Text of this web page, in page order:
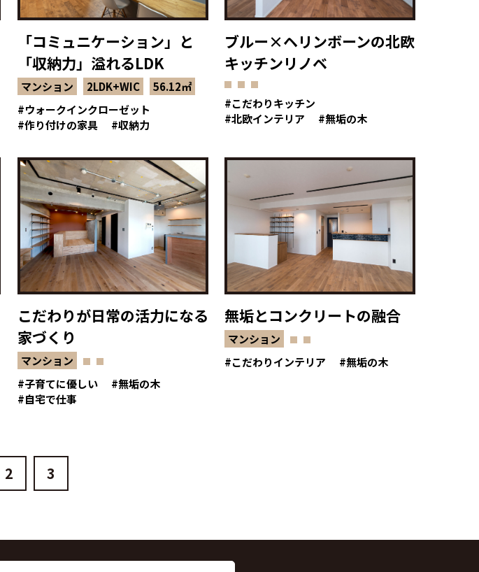
「コミュニケーション」と
「収納力」溢れるLDK
マンション 2LDK+WIC
56.12㎡
ウォークインクローゼット
作り付けの家具
収納力
ブルー×ヘリンボーンの北欧
キッチンリノベ
こだわりキッチン
北欧インテリア
無垢の木
こだわりが日常の活力になる
家づくり
マンション
子育てに優しい
無垢の木
自宅で仕事
無垢とコンクリートの融合
マンション
こだわりインテリア
無垢の木
2 3